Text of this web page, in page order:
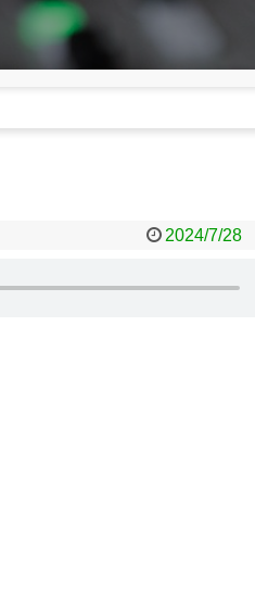
2024/7/28